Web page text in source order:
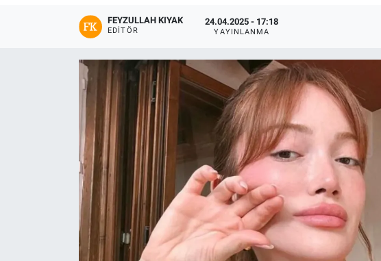
FEYZULLAH KIYAK
EDITÖR
24.04.2025 - 17:18
YAYINLANMA